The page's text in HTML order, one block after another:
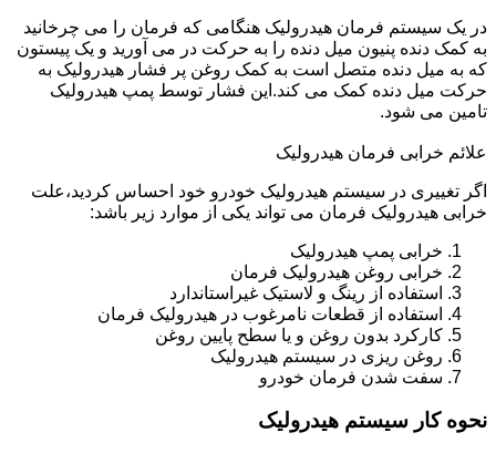
در یک سیستم فرمان هیدرولیک هنگامی که فرمان را می چرخانید
به کمک دنده پنیون میل دنده را به حرکت در می آورید و یک پیستون
که به میل دنده متصل است به کمک روغن پر فشار هیدرولیک به
حرکت میل دنده کمک می کند.این فشار توسط پمپ هیدرولیک
تامین می شود.
علائم خرابی فرمان هیدرولیک
اگر تغییری در سیستم هیدرولیک خودرو خود احساس کردید،علت
خرابی هیدرولیک فرمان می تواند یکی از موارد زیر باشد:
خرابی پمپ هیدرولیک
خرابی روغن هیدرولیک فرمان
استفاده از رینگ و لاستیک غیراستاندارد
استفاده از قطعات نامرغوب در هیدرولیک فرمان
کارکرد بدون روغن و یا سطح پایین روغن
روغن ریزی در سیستم هیدرولیک
سفت شدن فرمان خودرو
نحوه کار سیستم هیدرولیک